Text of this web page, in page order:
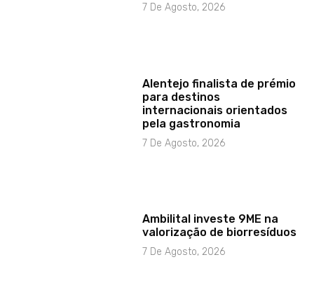
7 De Agosto, 2026
Alentejo finalista de prémio
para destinos
internacionais orientados
pela gastronomia
7 De Agosto, 2026
Ambilital investe 9ME na
valorização de biorresíduos
7 De Agosto, 2026